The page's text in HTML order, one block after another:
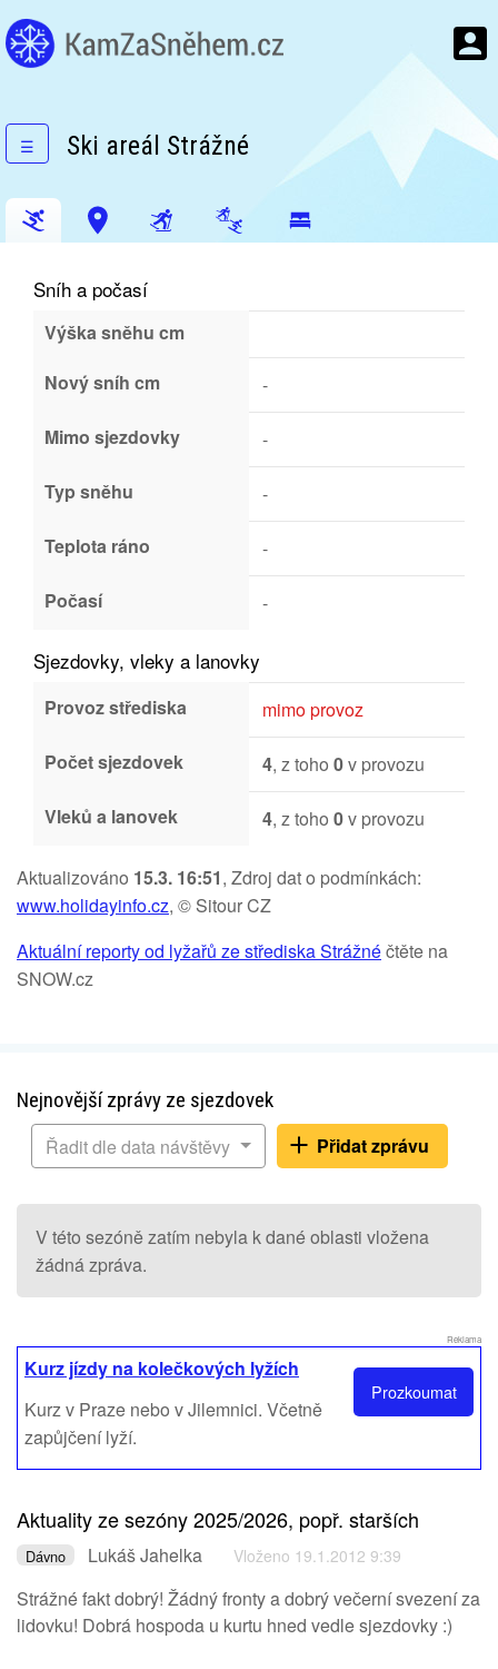
☰ Ski areál Strážné
Sníh a počasí
Výška sněhu cm
Nový sníh cm
-
Mimo sjezdovky -
Typ sněhu -
Teplota ráno -
Počasí -
Sjezdovky, vleky a lanovky
Provoz střediska mimo provoz
Počet sjezdovek 4, z toho 0v provozu
Vleků a lanovek 4, z toho 0v provozu
Aktualizováno 15.3. 16:51, Zdroj dat o podmínkách:
www.holidayinfo.cz, © Sitour CZ
Aktuální reporty od lyžařů ze střediska Strážnéčtěte na
SNOW.cz
Nejnovější zprávy ze sjezdovek
Řadit dle data návštěvy
Přidat zprávu
V této sezóně zatím nebyla k dané oblasti vložena
žádná zpráva.
Reklama
Prozkoumat
Kurz jízdy na kolečkových lyžích
Kurz v Praze nebo v Jilemnici. Včetně
zapůjčení lyží.
Aktuality ze sezóny 2025/2026, popř. starších
Dávno Lukáš Jahelka Vloženo 19.1.2012 9:39
Strážné fakt dobrý! Žádný fronty a dobrý večerní svezení za
lidovku! Dobrá hospoda u kurtu hned vedle sjezdovky :)